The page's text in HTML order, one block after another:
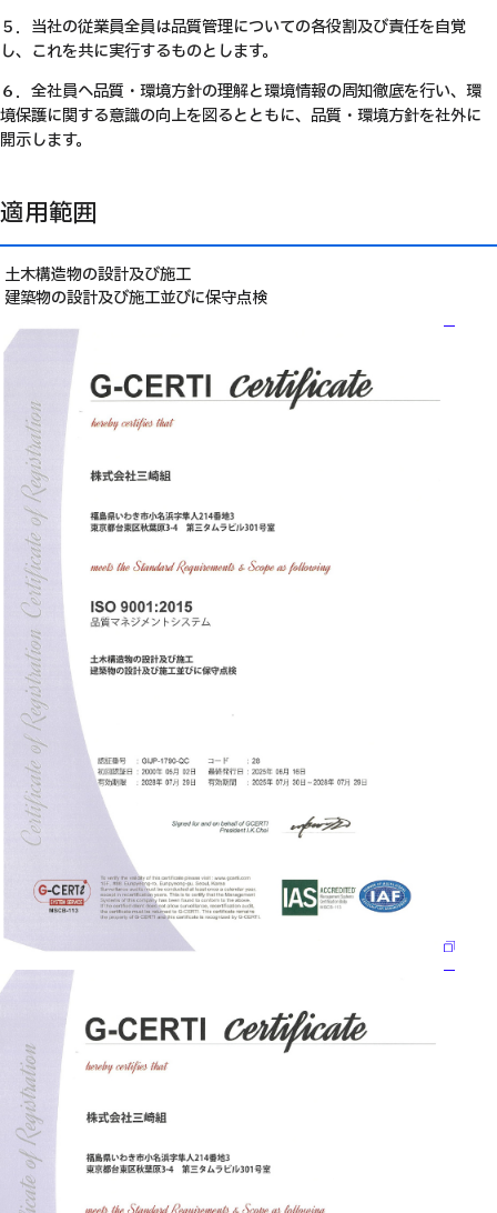
５．当社の従業員全員は品質管理についての各役割及び責任を自覚
し、これを共に実行するものとします。
６．全社員へ品質・環境方針の理解と環境情報の周知徹底を行い、環
境保護に関する意識の向上を図るとともに、品質・環境方針を社外に
開示します。
適用範囲
土木構造物の設計及び施工
建築物の設計及び施工並びに保守点検